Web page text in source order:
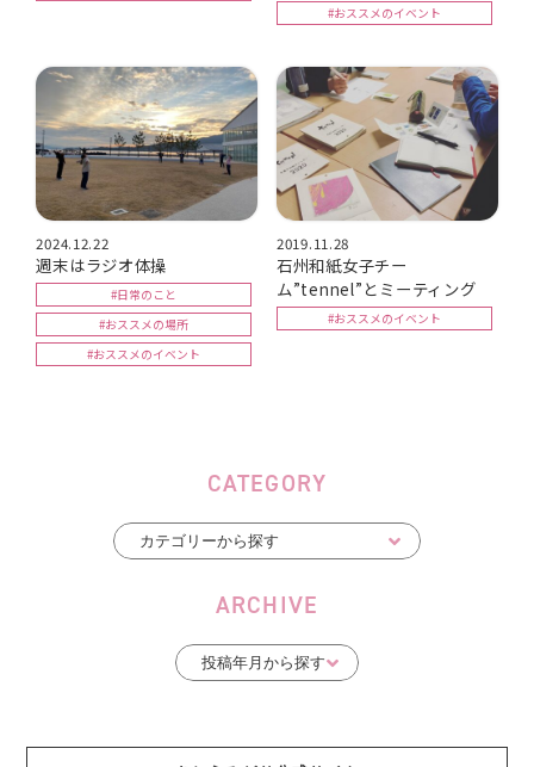
#おススメのイベント
2024.12.22
週末はラジオ体操
#日常のこと
#おススメの場所
#おススメのイベント
2019.11.28
石州和紙女子チー
ム”tennel”とミーティング
#おススメのイベント
CATEGORY
ARCHIVE